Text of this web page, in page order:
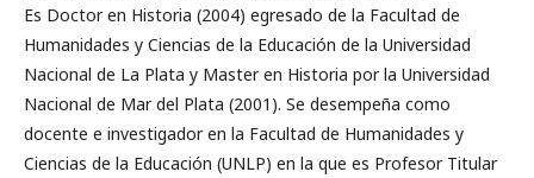
Es Doctor en Historia (2004) egresado de la Facultad de
Humanidades y Ciencias de la Educación de la Universidad
Nacional de La Plata y Master en Historia por la Universidad
Nacional de Mar del Plata (2001). Se desempeña como
docente e investigador en la Facultad de Humanidades y
Ciencias de la Educación (UNLP) en la que es Profesor Titular